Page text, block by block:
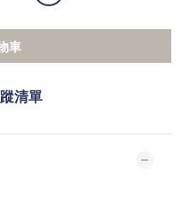
車
清單